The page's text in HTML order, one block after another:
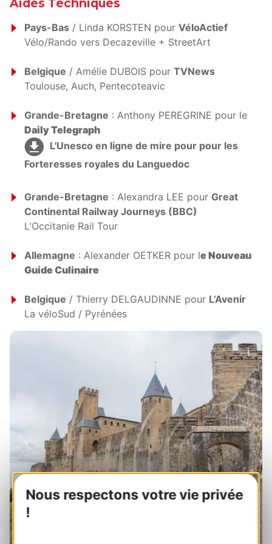
Nous respectons votre vie privée
!
Pays-Bas / Linda KORSTEN pour VéloActief
Vélo/Rando vers Decazeville + StreetArt
Belgique / Amélie DUBOIS pour TVNews
Toulouse, Auch, Pentecoteavic
Grande-Bretagne : Anthony PEREGRINE pour le
Daily Telegraph
L'Unesco en ligne de mire pour pour les
Forteresses royales du Languedoc
Grande-Bretagne : Alexandra LEE pour Great
Continental Railway Journeys (BBC)
L'Occitanie Rail Tour
Allemagne : Alexander OETKER pour le Nouveau
Guide Culinaire
Belgique / Thierry DELGAUDINNE pour L’Avenir
La véloSud / Pyrénées